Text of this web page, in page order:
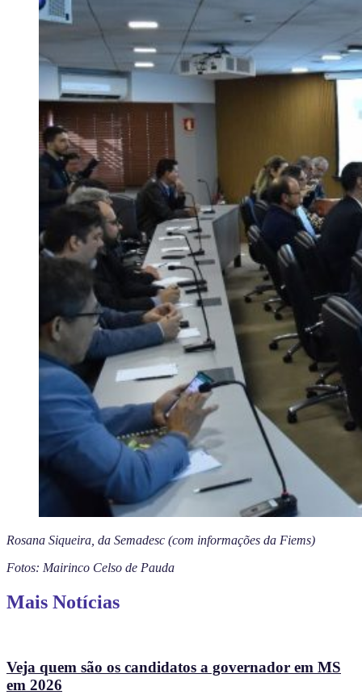
Rosana Siqueira, da Semadesc (com informações da Fiems)
Fotos: Mairinco Celso de Pauda
Mais Notícias
Veja quem são os candidatos a governador em MS
em 2026